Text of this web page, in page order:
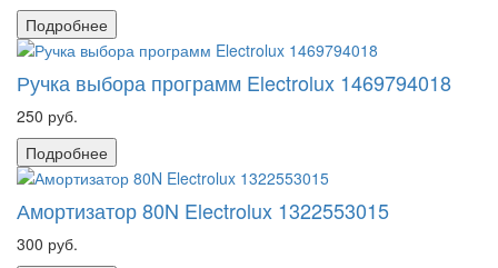
Подробнее
Ручка выбора программ Electrolux 1469794018
250 руб.
Подробнее
Амортизатор 80N Electrolux 1322553015
300 руб.